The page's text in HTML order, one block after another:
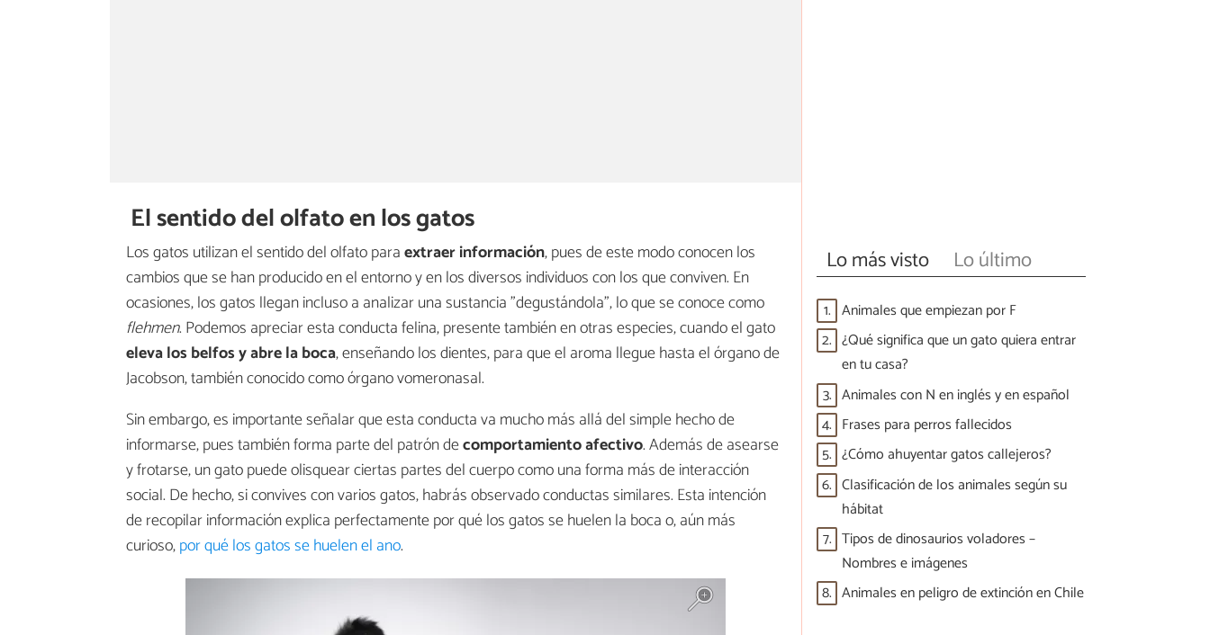
El sentido del olfato en los gatos
Los gatos utilizan el sentido del olfato paraextraer información, pues de este modo conocen los
cambios que se han producido en el entorno y en los diversos individuos con los que conviven. En
ocasiones, los gatos llegan incluso a analizar una sustancia "degustándola", lo que se conoce como
flehmen. Podemos apreciar esta conducta felina, presente también en otras especies, cuando el gato
eleva los belfos y abre la boca, enseñando los dientes, para que el aroma llegue hasta el órgano de
Jacobson, también conocido como órgano vomeronasal.
Sin embargo, es importante señalar que esta conducta va mucho más allá del simple hecho de
informarse, pues también forma parte del patrón decomportamiento afectivo. Además de asearse
y frotarse, un gato puede olisquear ciertas partes del cuerpo como una forma más de interacción
social. De hecho, si convives con varios gatos, habrás observado conductas similares. Esta intención
de recopilar información explica perfectamente por qué los gatos se huelen la boca o, aún más
curioso,por qué los gatos se huelen el ano.
Lo más visto Lo último
1. Animales que empiezan por F
2. ¿Qué significa que un gato quiera entrar
en tu casa?
3. Animales con N en inglés y en español
4. Frases para perros fallecidos
5. ¿Cómo ahuyentar gatos callejeros?
6. Clasificación de los animales según su
hábitat
7. Tipos de dinosaurios voladores –
Nombres e imágenes
8. Animales en peligro de extinción en Chile